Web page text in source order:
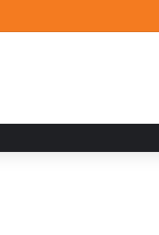
obras de artistas